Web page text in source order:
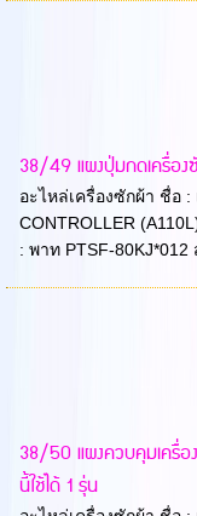
38/49 แผงปุ่มกดเครื่อง
อะไหล่เครื่องซักผ้า ชื่อ
CONTROLLER
: พาท PTSF-80KJ*012
38/50 แผงควบคุมเครื่อ
นี้ใช้ได้ 1 รุ่น